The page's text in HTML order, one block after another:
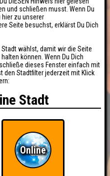
und schließen musst. Wenn Du
zu unserer
Seite besuchst, erklärst Du Dich
wählst, damit wir die Seite
können. Wenn Du Dich
dieses Fenster einfach mit
den Stadtfilter jederzeit mit Klick
Stadt
Online